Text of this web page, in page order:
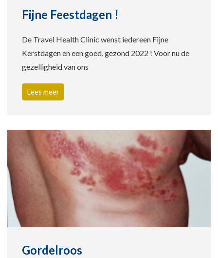
Fijne Feestdagen !
De Travel Health Clinic wenst iedereen Fijne
Kerstdagen en een goed, gezond 2022 ! Voor nu de
gezelligheid van ons
Lees meer
Gordelroos